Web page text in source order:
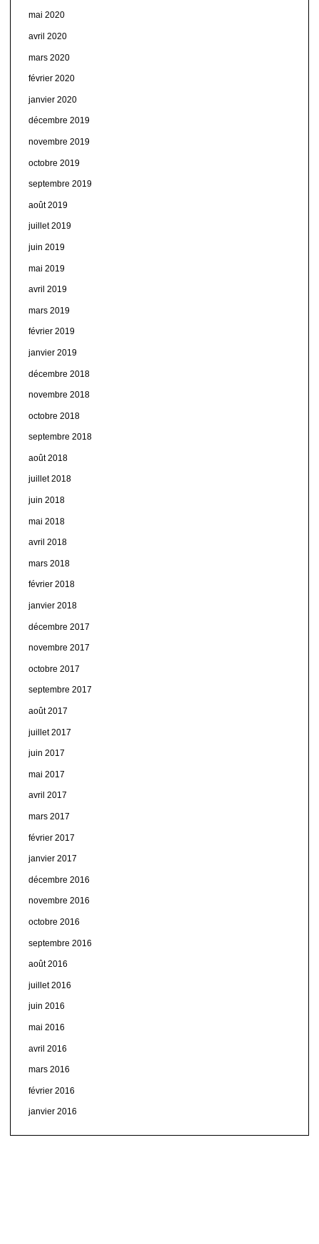
mai 2020
avril 2020
mars 2020
février 2020
janvier 2020
décembre 2019
novembre 2019
octobre 2019
septembre 2019
août 2019
juillet 2019
juin 2019
mai 2019
avril 2019
mars 2019
février 2019
janvier 2019
décembre 2018
novembre 2018
octobre 2018
septembre 2018
août 2018
juillet 2018
juin 2018
mai 2018
avril 2018
mars 2018
février 2018
janvier 2018
décembre 2017
novembre 2017
octobre 2017
septembre 2017
août 2017
juillet 2017
juin 2017
mai 2017
avril 2017
mars 2017
février 2017
janvier 2017
décembre 2016
novembre 2016
octobre 2016
septembre 2016
août 2016
juillet 2016
juin 2016
mai 2016
avril 2016
mars 2016
février 2016
janvier 2016